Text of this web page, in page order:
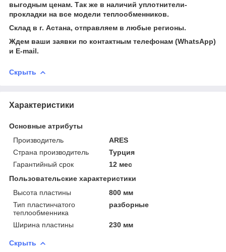
выгодным ценам. Так же в наличий уплотнители-
прокладки на все модели теплообменников.
Склад в г. Астана, отправляем в любые регионы.
Ждем ваши заявки по контактным телефонам (WhatsApp)
и Е-mail.
Скрыть
Характеристики
Основные атрибуты
Производитель
ARES
Страна производитель
Турция
Гарантийный срок
12 мес
Пользовательские характеристики
Высота пластины
800 мм
Тип пластинчатого
теплообменника
разборные
Ширина пластины 230 мм
Скрыть